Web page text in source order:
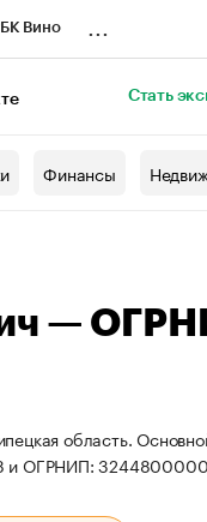
Вино
Стать
Финансы
—
область.
и ОГРНИП: